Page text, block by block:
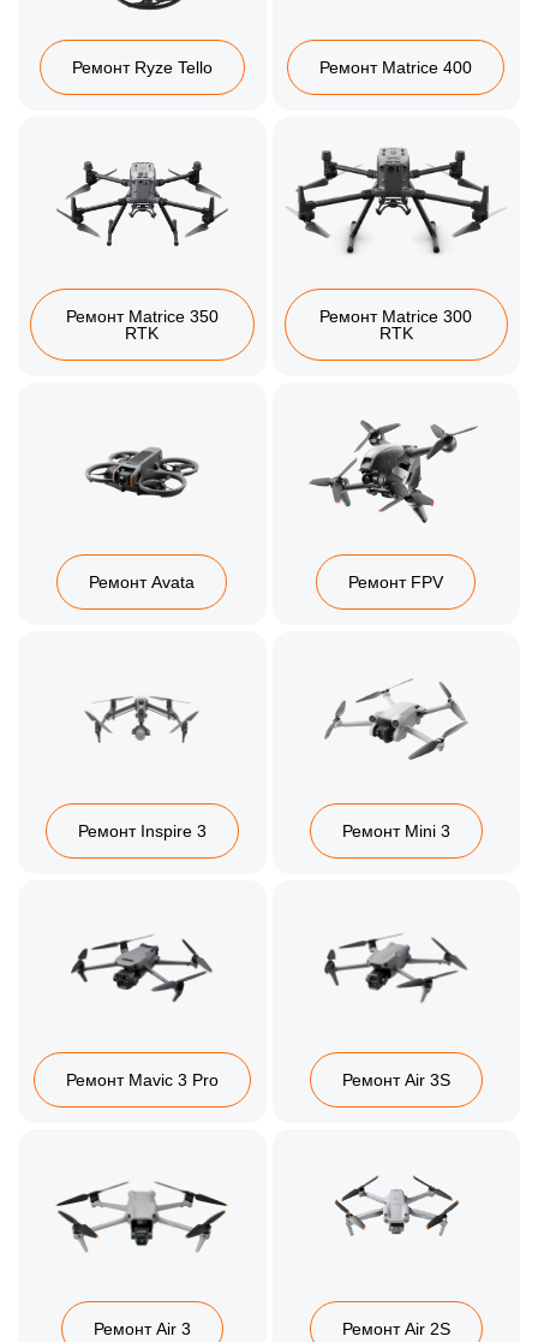
Ремонт Ryze Tello Ремонт Matrice 400
Ремонт Matrice 350
RTK
Ремонт Matrice 300
RTK
Ремонт Avata Ремонт FPV
Ремонт Inspire 3 Ремонт Mini 3
Ремонт Mavic 3 Pro Ремонт Air 3S
Ремонт Air 3 Ремонт Air 2S